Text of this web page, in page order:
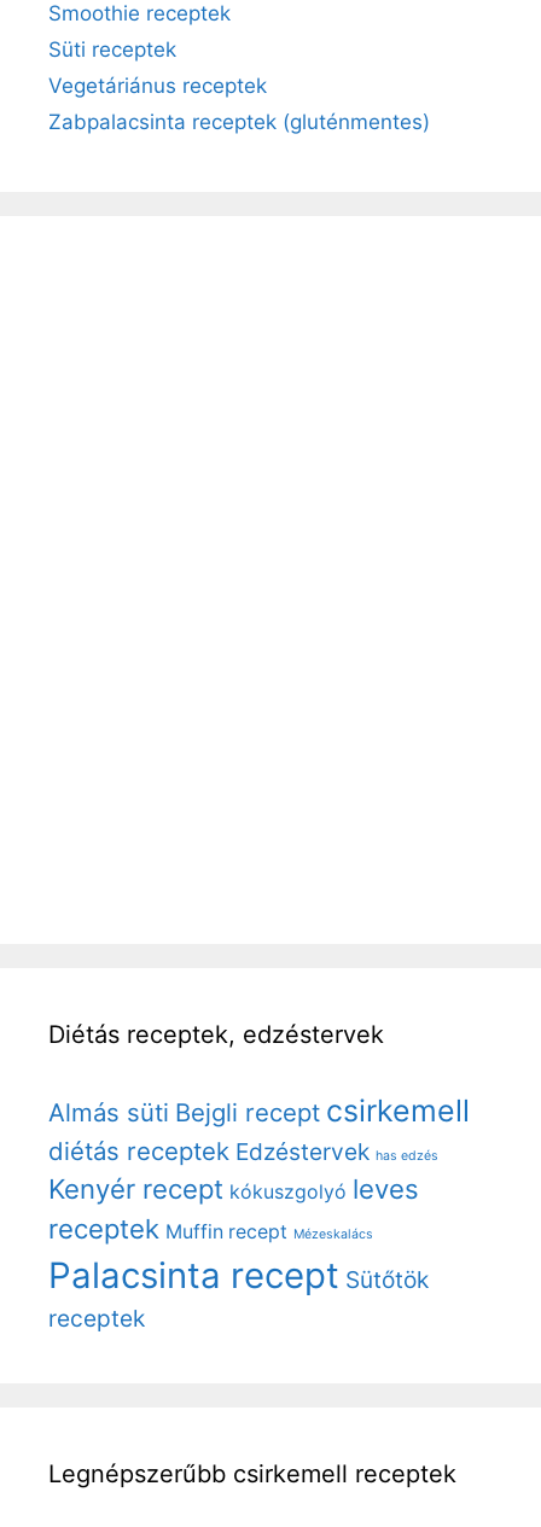
Smoothie receptek
Süti receptek
Vegetáriánus receptek
Zabpalacsinta receptek (gluténmentes)
Diétás receptek, edzéstervek
Almás süti Bejgli recept csirkemell
diétás receptek Edzéstervek has edzés
Kenyér recept kókuszgolyó leves
receptek Muffin recept Mézeskalács
Palacsinta recept Sütőtök
receptek
Legnépszerűbb csirkemell receptek